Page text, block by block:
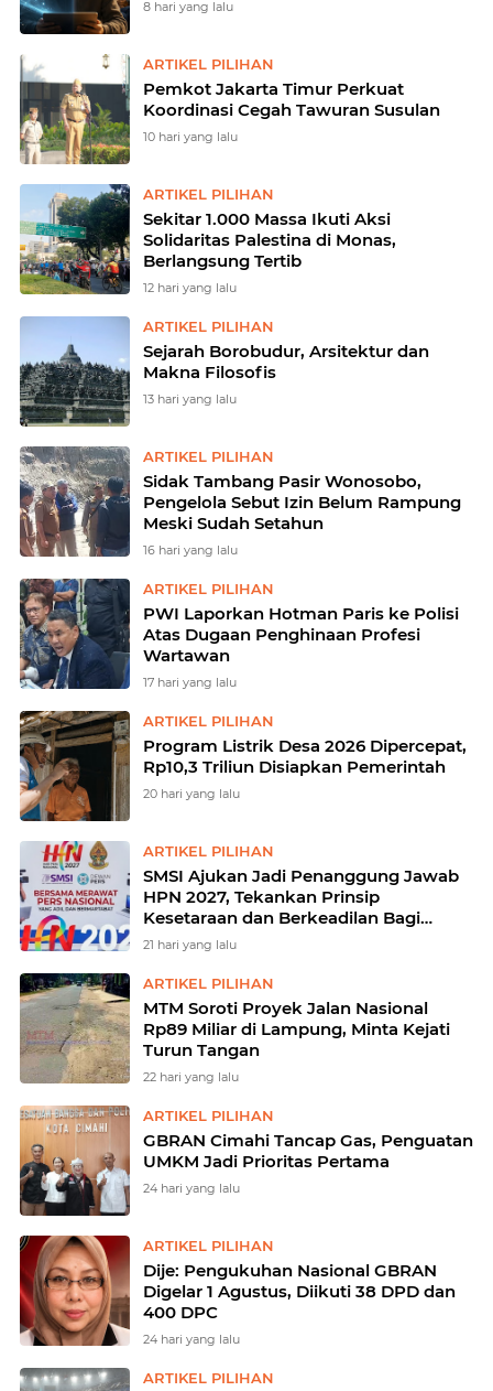
8 hari yang lalu
ARTIKEL PILIHAN
Pemkot Jakarta Timur Perkuat
Koordinasi Cegah Tawuran Susulan
10 hari yang lalu
ARTIKEL PILIHAN
Sekitar 1.000 Massa Ikuti Aksi
Solidaritas Palestina di Monas,
Berlangsung Tertib
12 hari yang lalu
ARTIKEL PILIHAN
Sejarah Borobudur, Arsitektur dan
Makna Filosofis
13 hari yang lalu
ARTIKEL PILIHAN
Sidak Tambang Pasir Wonosobo,
Pengelola Sebut Izin Belum Rampung
Meski Sudah Setahun
16 hari yang lalu
ARTIKEL PILIHAN
PWI Laporkan Hotman Paris ke Polisi
Atas Dugaan Penghinaan Profesi
Wartawan
17 hari yang lalu
ARTIKEL PILIHAN
Program Listrik Desa 2026 Dipercepat,
Rp10,3 Triliun Disiapkan Pemerintah
20 hari yang lalu
ARTIKEL PILIHAN
SMSI Ajukan Jadi Penanggung Jawab
HPN 2027, Tekankan Prinsip
Kesetaraan dan Berkeadilan Bagi
Konstituen Dewan Pers
21 hari yang lalu
ARTIKEL PILIHAN
MTM Soroti Proyek Jalan Nasional
Rp89 Miliar di Lampung, Minta Kejati
Turun Tangan
22 hari yang lalu
ARTIKEL PILIHAN
GBRAN Cimahi Tancap Gas, Penguatan
UMKM Jadi Prioritas Pertama
24 hari yang lalu
ARTIKEL PILIHAN
Dije: Pengukuhan Nasional GBRAN
Digelar 1 Agustus, Diikuti 38 DPD dan
400 DPC
24 hari yang lalu
ARTIKEL PILIHAN